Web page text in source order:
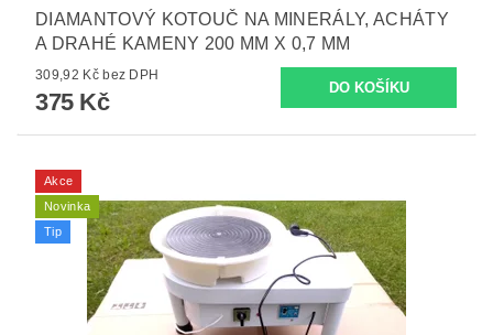
DIAMANTOVÝ KOTOUČ NA MINERÁLY, ACHÁTY
A DRAHÉ KAMENY 200 MM X 0,7 MM
309,92 Kč bez DPH
375 Kč
Akce
Novinka
Tip